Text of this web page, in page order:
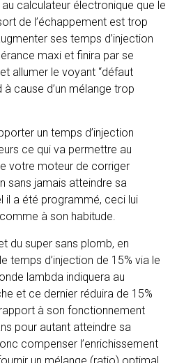
calculateur électronique que le
de l’échappement est trop
ses temps d’injection
maxi et finira par se
allumer le voyant “défaut
cause d’un mélange trop
un temps d’injection
ce qui va permettre au
votre moteur de corriger
sans jamais atteindre sa
il a été programmé, ceci lui
à son habitude.
du super sans plomb, en
temps d’injection de 15% via le
lambda indiquera au
et ce dernier réduira de 15%
à son fonctionnement
pour autant atteindre sa
compenser l’enrichissement
un mélange (ratio) optimal.